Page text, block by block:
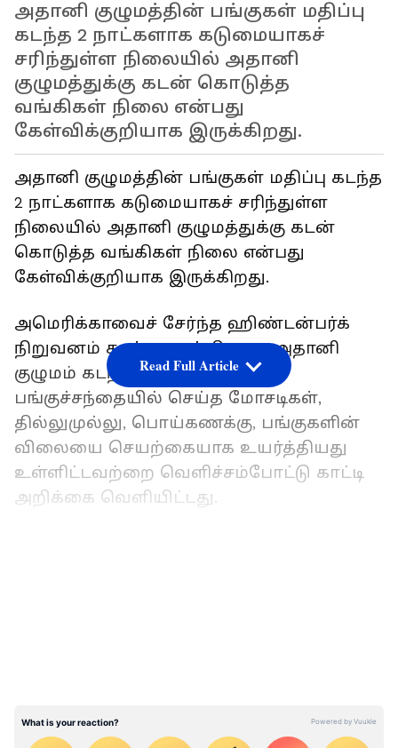
அதானி குழுமத்தின் பங்குகள் மதிப்பு
கடந்த 2 நாட்களாக கடுமையாகச்
சரிந்துள்ள நிலையில் அதானி
குழுமத்துக்கு கடன் கொடுத்த
வங்கிகள் நிலை என்பது
கேள்விக்குறியாக இருக்கிறது.
அதானி குழுமத்தின் பங்குகள் மதிப்பு கடந்த
2 நாட்களாக கடுமையாகச் சரிந்துள்ள
நிலையில் அதானி குழுமத்துக்கு கடன்
கொடுத்த வங்கிகள் நிலை என்பது
கேள்விக்குறியாக இருக்கிறது.
அமெரிக்காவைச் சேர்ந்த ஹிண்டன்பர்க்
நிறுவனம் கடந்த புதன்கிழமை அதானி
குழுமம் கடந்த 10 ஆண்டுகளாக
பங்குச்சந்தையில் செய்த மோசடிகள்,
தில்லுமுல்லு, பொய்கணக்கு, பங்குகளின்
விலையை செயற்கையாக உயர்த்தியது
உள்ளிட்டவற்றை வெளிச்சம்போட்டு காட்டி
அறிக்கை வெளியிட்டது.
Read Full Article